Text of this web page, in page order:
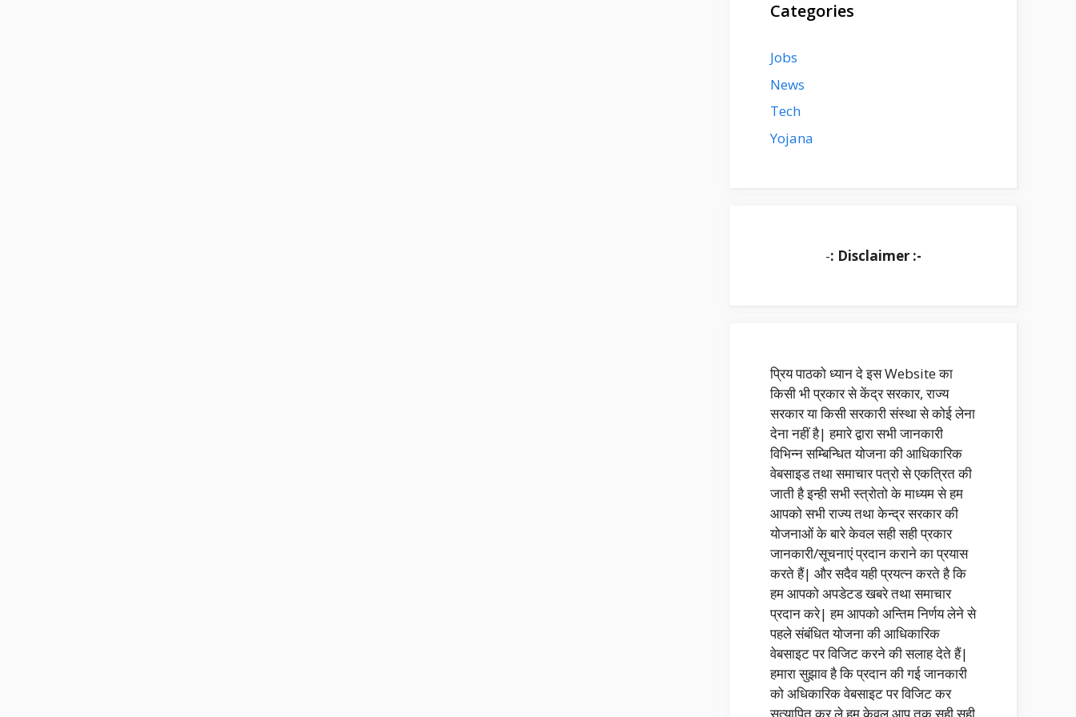
Categories
Jobs
News
Tech
Yojana
-: Disclaimer :-
प्रिय पाठको ध्यान दे इस Website का
किसी भी प्रकार से केंद्र सरकार, राज्य
सरकार या किसी सरकारी संस्था से कोई लेना
देना नहीं है| हमारे द्वारा सभी जानकारी
विभिन्न सम्बिन्धित योजना की आधिकारिक
वेबसाइड तथा समाचार पत्रो से एकत्रित की
जाती है इन्ही सभी स्त्रोतो के माध्यम से हम
आपको सभी राज्य तथा केन्द्र सरकार की
योजनाओं के बारे केवल सही सही प्रकार
जानकारी/सूचनाएं प्रदान कराने का प्रयास
करते हैं| और सदैव यही प्रयत्न करते है कि
हम आपको अपडेटड खबरे तथा समाचार
प्रदान करे| हम आपको अन्तिम निर्णय लेने से
पहले संबंधित योजना की आधिकारिक
वेबसाइट पर विजिट करने की सलाह देते हैं|
हमारा सुझाव है कि प्रदान की गई जानकारी
को अधिकारिक वेबसाइट पर विजिट कर
सत्यापित कर ले हम केवल आप तक सही सही